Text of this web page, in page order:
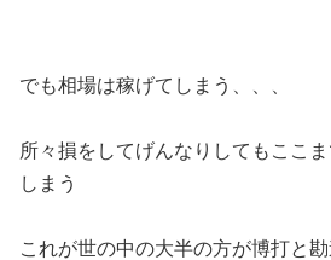
でも相場は稼げてしまう、、、
所々損をしてげんなりしてもここ
しまう
これが世の中の大半の方が博打と